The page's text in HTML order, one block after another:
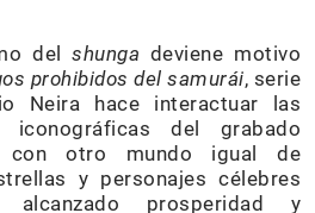
delshunga deviene motivo
prohibidos del samurái, serie
Neira hace interactuar las
del grabado
con otro mundo igual de
y personajes célebres
prosperidad y